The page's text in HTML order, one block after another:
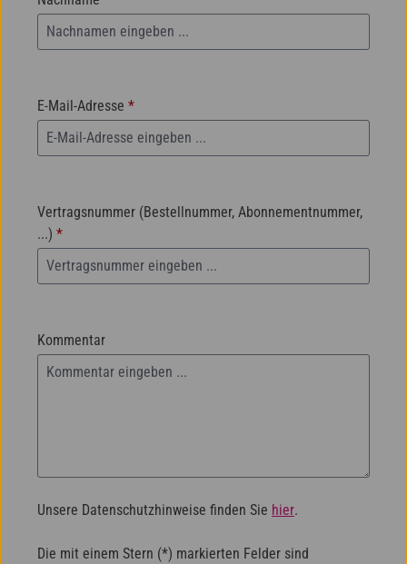
E-Mail-Adresse *
Vertragsnummer (Bestellnummer, Abonnementnummer,
...) *
Kommentar
Unsere Datenschutzhinweise finden Sie hier.
Die mit einem Stern (*) markierten Felder sind